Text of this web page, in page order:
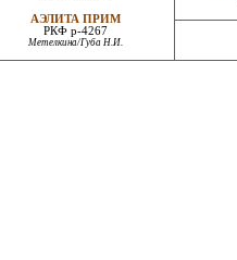
АЭЛИТА ПРИМ
РКФ р-4267
Метелкина/Губа Н.И.